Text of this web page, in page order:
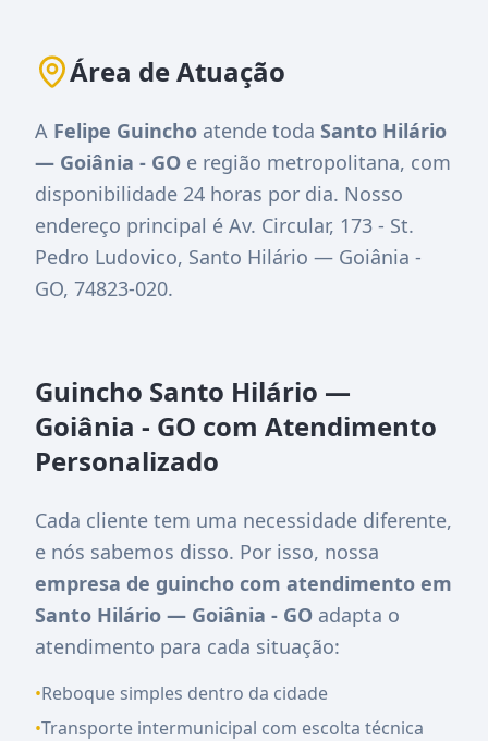
Área de Atuação
A Felipe Guincho atende toda Santo Hilário
— Goiânia - GO e região metropolitana, com
disponibilidade 24 horas por dia. Nosso
endereço principal é Av. Circular, 173 - St.
Pedro Ludovico, Santo Hilário — Goiânia -
GO, 74823-020.
Guincho Santo Hilário —
Goiânia - GO com Atendimento
Personalizado
Cada cliente tem uma necessidade diferente,
e nós sabemos disso. Por isso, nossa
empresa de guincho com atendimento em
Santo Hilário — Goiânia - GO adapta o
atendimento para cada situação:
•Reboque simples dentro da cidade
•Transporte intermunicipal com escolta técnica